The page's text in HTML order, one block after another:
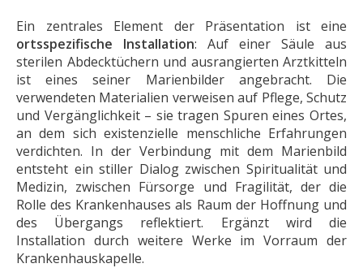
Ein zentrales Element der Präsentation ist eine
ortsspezifische Installation: Auf einer Säule aus
sterilen Abdecktüchern und ausrangierten Arztkitteln
ist eines seiner Marienbilder angebracht. Die
verwendeten Materialien verweisen auf Pflege, Schutz
und Vergänglichkeit – sie tragen Spuren eines Ortes,
an dem sich existenzielle menschliche Erfahrungen
verdichten. In der Verbindung mit dem Marienbild
entsteht ein stiller Dialog zwischen Spiritualität und
Medizin, zwischen Fürsorge und Fragilität, der die
Rolle des Krankenhauses als Raum der Hoffnung und
des Übergangs reflektiert. Ergänzt wird die
Installation durch weitere Werke im Vorraum der
Krankenhauskapelle.